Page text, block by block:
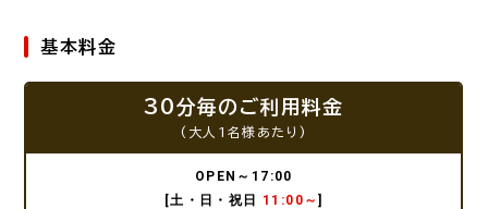
基本料金
30分毎のご利用料金
(大人1名様あたり)
OPEN～17:00
[土・日・祝日 11:00～]